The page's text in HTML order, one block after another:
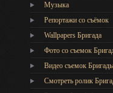
Музыка
Репортажи со съёмок
Wallpapers Бригада
Фото со съемок
Видео съемок
Cмотреть ролик